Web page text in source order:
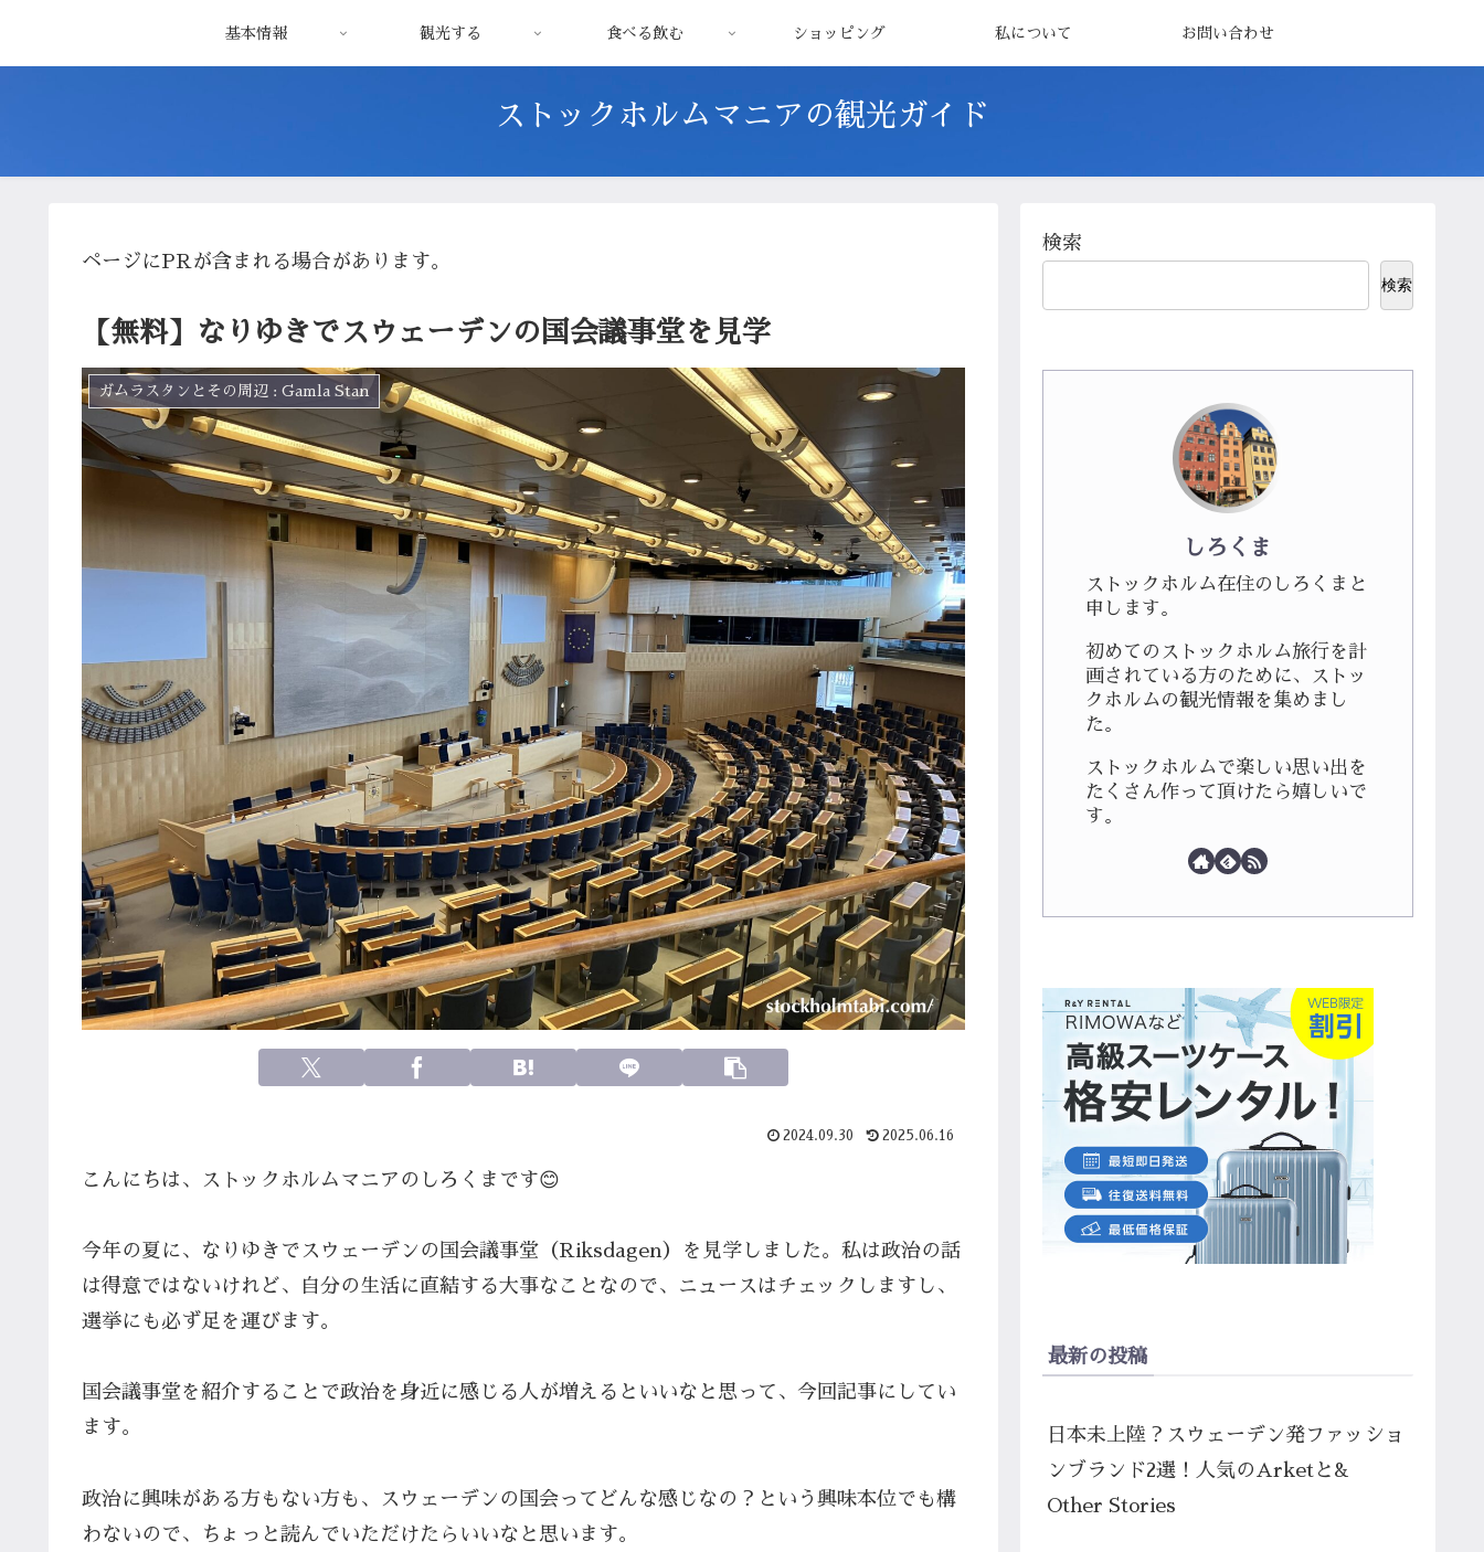
ストックホルムマニアの観光ガイド
基本情報 観光する 食べる飲む ショッピング 私について お問い合わせ
ページにPRが含まれる場合があります。
【無料】なりゆきでスウェーデンの国会議事堂を見学
ガムラスタンとその周辺 : Gamla Stan
2024.09.30 2025.06.16
こんにちは、ストックホルムマニアのしろくまです😊
今年の夏に、なりゆきでスウェーデンの国会議事堂（Riksdagen）を見学しました。私は政治の話
は得意ではないけれど、自分の生活に直結する大事なことなので、ニュースはチェックしますし、
選挙にも必ず足を運びます。
国会議事堂を紹介することで政治を身近に感じる人が増えるといいなと思って、今回記事にしてい
ます。
政治に興味がある方もない方も、スウェーデンの国会ってどんな感じなの？という興味本位でも構
わないので、ちょっと読んでいただけたらいいなと思います。
検索
検索
しろくま
ストックホルム在住のしろくまと
申します。
初めてのストックホルム旅行を計
画されている方のために、ストッ
クホルムの観光情報を集めまし
た。
ストックホルムで楽しい思い出を
たくさん作って頂けたら嬉しいで
す。
最新の投稿
日本未上陸？スウェーデン発ファッショ
ンブランド2選！人気のArketと&
Other Stories